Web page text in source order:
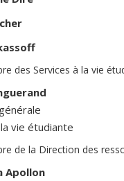
des Services à la vie
vie étudiante
de la Direction des
Apollon